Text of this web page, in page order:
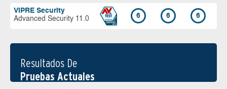
VIPRE Security
Advanced Security 11.0
6 6 6
Resultados De
Pruebas Actuales